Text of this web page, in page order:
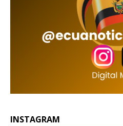
INSTAGRAM